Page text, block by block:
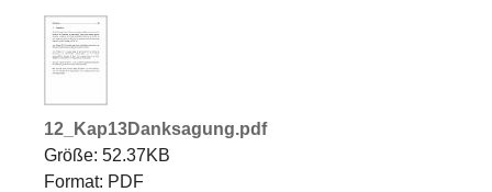
12_Kap13Danksagung.pdf
Größe: 52.37KB
Format: PDF